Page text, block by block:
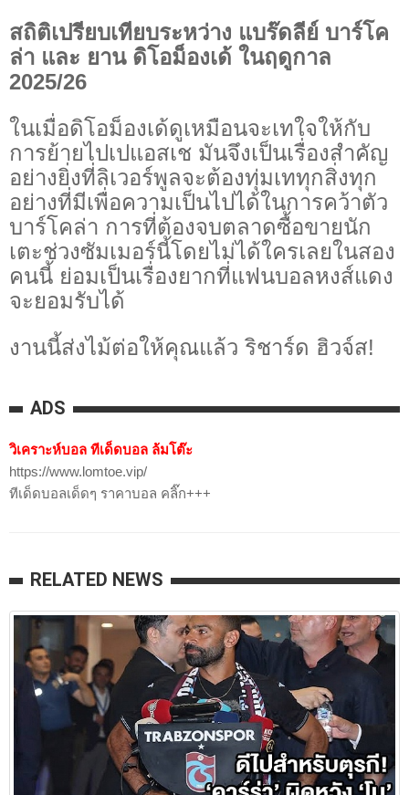
สถิติเปรียบเทียบระหว่าง แบร๊ดลีย์ บาร์โค
ล่า และ ยาน ดิโอม็องเด้ ในฤดูกาล
2025/26
ในเมื่อดิโอม็องเด้ดูเหมือนจะเทใจให้กับ
การย้ายไปเปแอสเช มันจึงเป็นเรื่องสำคัญ
อย่างยิ่งที่ลิเวอร์พูลจะต้องทุ่มเททุกสิ่งทุก
อย่างที่มีเพื่อความเป็นไปได้ในการคว้าตัว
บาร์โคล่า การที่ต้องจบตลาดซื้อขายนัก
เตะช่วงซัมเมอร์นี้โดยไม่ได้ใครเลยในสอง
คนนี้ ย่อมเป็นเรื่องยากที่แฟนบอลหงส์แดง
จะยอมรับได้
งานนี้ส่งไม้ต่อให้คุณแล้ว ริชาร์ด ฮิวจ์ส!
ADS
วิเคราะห์บอล ทีเด็ดบอล ล้มโต๊ะ
https://www.lomtoe.vip/
ทีเด็ดบอลเด็ดๆ ราคาบอล คลิ๊ก+++
RELATED NEWS